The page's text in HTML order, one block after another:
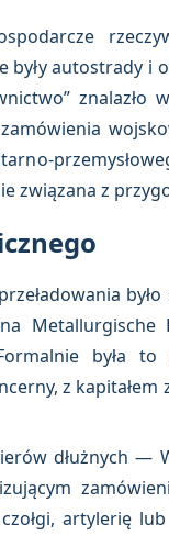
były autostrady
znalazło
związana z
była
z kapitałem
dłużnych —
artylerię